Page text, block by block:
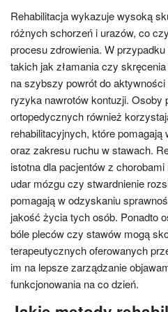
Rehabilitacja wykazuje wysoką
różnych schorzeń i urazów, co
procesu zdrowienia. W
takich jak złamania czy
na szybszy powrót do
ryzyka nawrotów kontuzji. Osoby
ortopedycznych również
rehabilitacyjnych, które pomagają
oraz zakresu ruchu w stawach.
istotna dla pacjentów z
udar mózgu czy stwardnienie
pomagają w odzyskaniu
jakość życia tych osób. Ponadto
bóle pleców czy stawów mogą
terapeutycznych oferowanych
im na lepsze zarządzanie
funkcjonowania na co dzień.